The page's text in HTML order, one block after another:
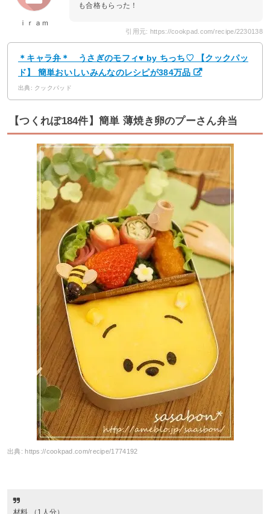
ｉｒａｍ
も合格もらった！
引用元: https://cookpad.com/recipe/2230138
＊キャラ弁＊ うさぎのモフィ♥ by ちっち♡ 【クックパッ
ド】 簡単おいしいみんなのレシピが384万品
出典: クックパッド
【つくれぽ184件】簡単 薄焼き卵のプーさん弁当
出典: https://cookpad.com/recipe/1774192